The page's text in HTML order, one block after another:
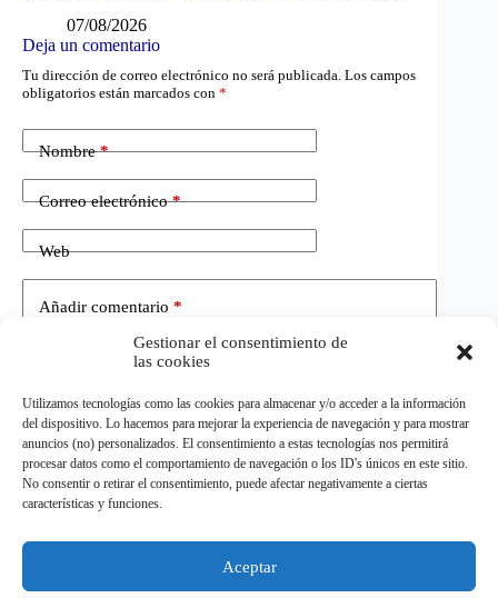
Gestionar el consentimiento de
las cookies
Utilizamos tecnologías como las cookies para almacenar y/o acceder a la información
del dispositivo. Lo hacemos para mejorar la experiencia de navegación y para mostrar
anuncios (no) personalizados. El consentimiento a estas tecnologías nos permitirá
procesar datos como el comportamiento de navegación o los ID's únicos en este sitio.
No consentir o retirar el consentimiento, puede afectar negativamente a ciertas
características y funciones.
Aceptar
07/08/2026
Deja un comentario
Tu dirección de correo electrónico no será publicada. Los campos
obligatorios están marcados con *
Nombre*
Correo electrónico*
Web
Añadir comentario *
Publicar el comentario